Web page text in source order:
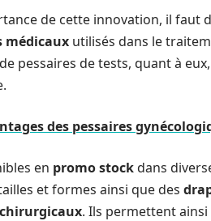
de cette innovation, il faut
utilisés dans le
pessaires de tests, quant à
des pessaires
en promo stockdans
et formes ainsi que des
. Ils permettent